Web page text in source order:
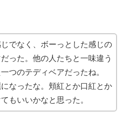
でなく、ボーっとした感じの
った。他の人たちと一味違う
つのテディベアだったね。
なったな。頬紅とか口紅とか
もいいかなと思った。